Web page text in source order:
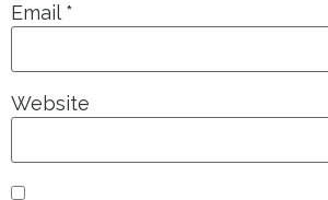
Email *
Website